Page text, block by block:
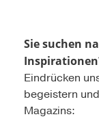
Sie suchen
Eindrücken
begeistern
Magazins: